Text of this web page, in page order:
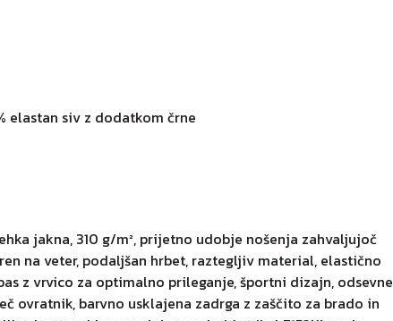
elastan siv z dodatkom črne
jakna, 310 g/m², prijetno udobje nošenja zahvaljujoč
na veter, podaljšan hrbet, raztegljiv material, elastično
z vrvico za optimalno prileganje, športni dizajn, odsevne
ovratnik, barvno usklajena zadrga z zaščito za brado in